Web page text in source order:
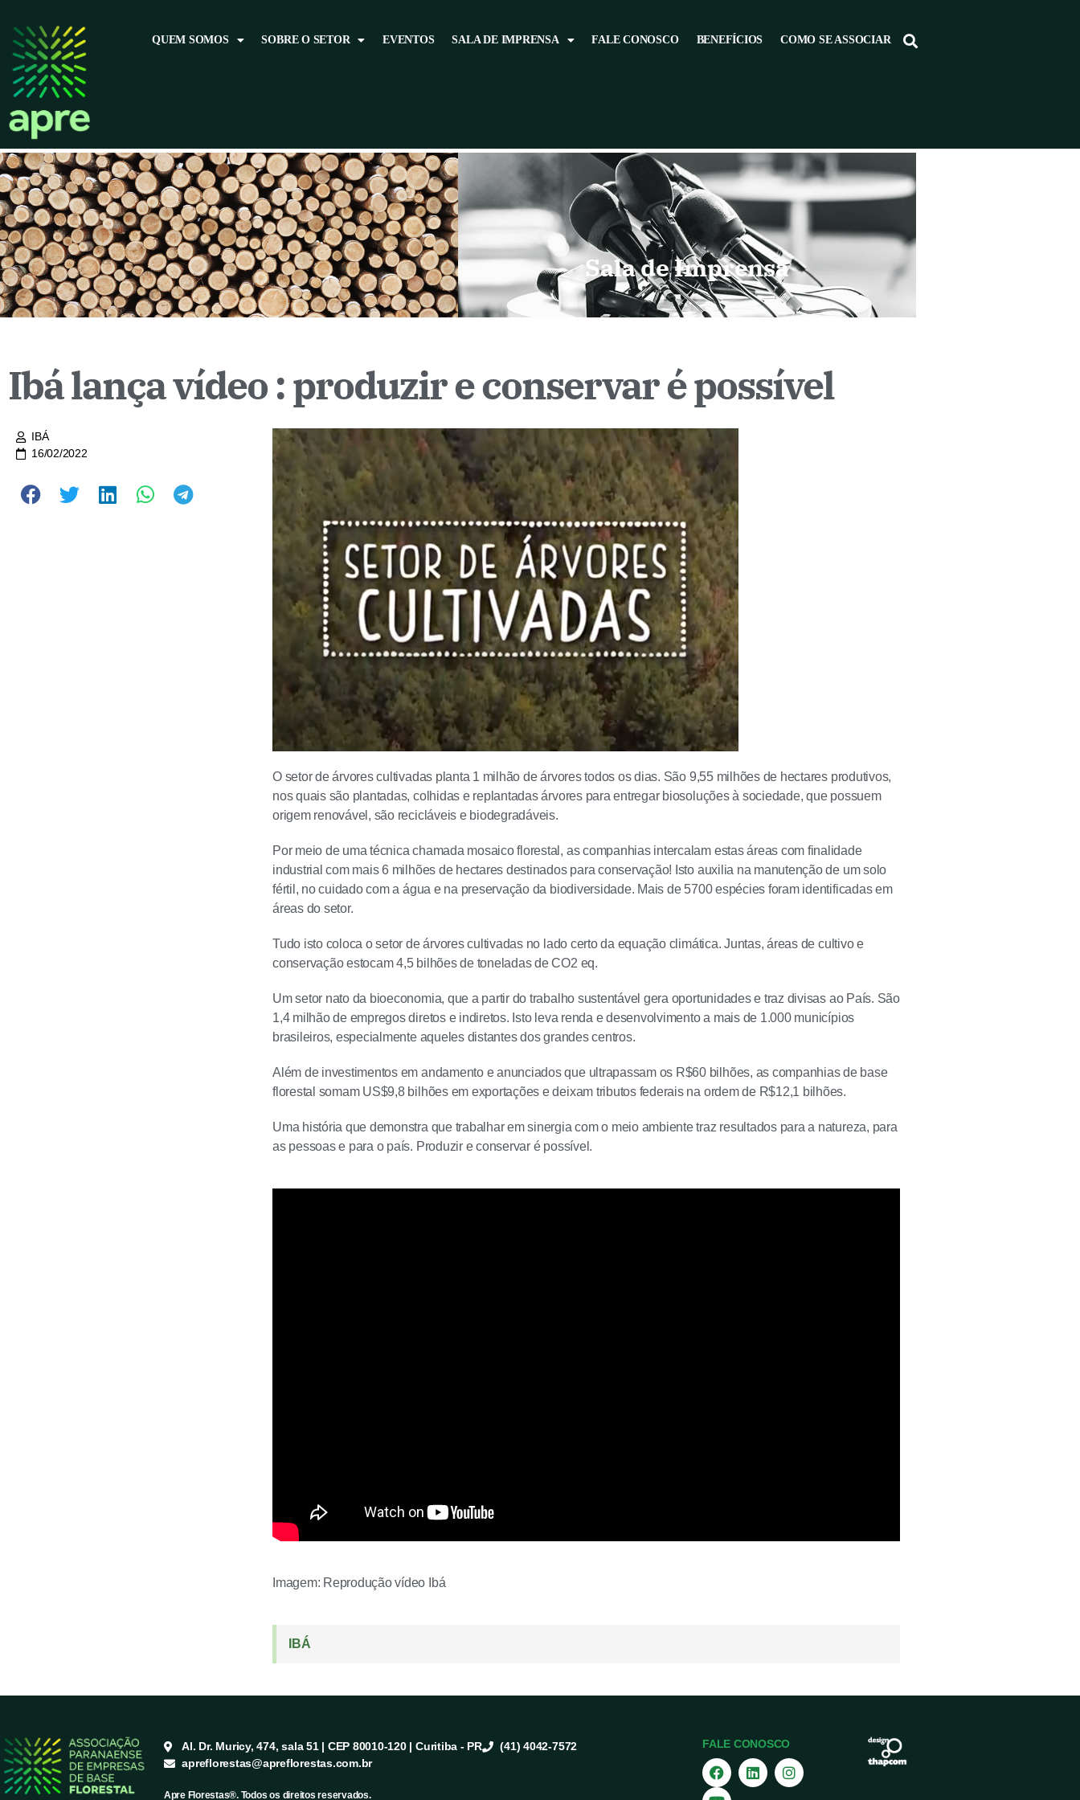
QUEM SOMOS SOBRE O SETOR EVENTOS SALA DE IMPRENSA FALE CONOSCO BENEFÍCIOS COMO SE ASSOCIAR
Sala de Imprensa
Ibá lança vídeo : produzir e conservar é possível
IBÁ
16/02/2022
O setor de árvores cultivadas planta 1 milhão de árvores todos os dias. São 9,55 milhões de hectares produtivos,
nos quais são plantadas, colhidas e replantadas árvores para entregar biosoluções à sociedade, que possuem
origem renovável, são recicláveis e biodegradáveis.
Por meio de uma técnica chamada mosaico florestal, as companhias intercalam estas áreas com finalidade
industrial com mais 6 milhões de hectares destinados para conservação! Isto auxilia na manutenção de um solo
fértil, no cuidado com a água e na preservação da biodiversidade. Mais de 5700 espécies foram identificadas em
áreas do setor.
Tudo isto coloca o setor de árvores cultivadas no lado certo da equação climática. Juntas, áreas de cultivo e
conservação estocam 4,5 bilhões de toneladas de CO2 eq.
Um setor nato da bioeconomia, que a partir do trabalho sustentável gera oportunidades e traz divisas ao País. São
1,4 milhão de empregos diretos e indiretos. Isto leva renda e desenvolvimento a mais de 1.000 municípios
brasileiros, especialmente aqueles distantes dos grandes centros.
Além de investimentos em andamento e anunciados que ultrapassam os R$60 bilhões, as companhias de base
florestal somam US$9,8 bilhões em exportações e deixam tributos federais na ordem de R$12,1 bilhões.
Uma história que demonstra que trabalhar em sinergia com o meio ambiente traz resultados para a natureza, para
as pessoas e para o país. Produzir e conservar é possível.
Imagem: Reprodução vídeo Ibá
IBÁ
Al. Dr. Muricy, 474, sala 51 | CEP 80010-120 | Curitiba - PR
(41) 4042-7572
apreflorestas@apreflorestas.com.br
Apre Florestas®. Todos os direitos reservados.
FALE CONOSCO